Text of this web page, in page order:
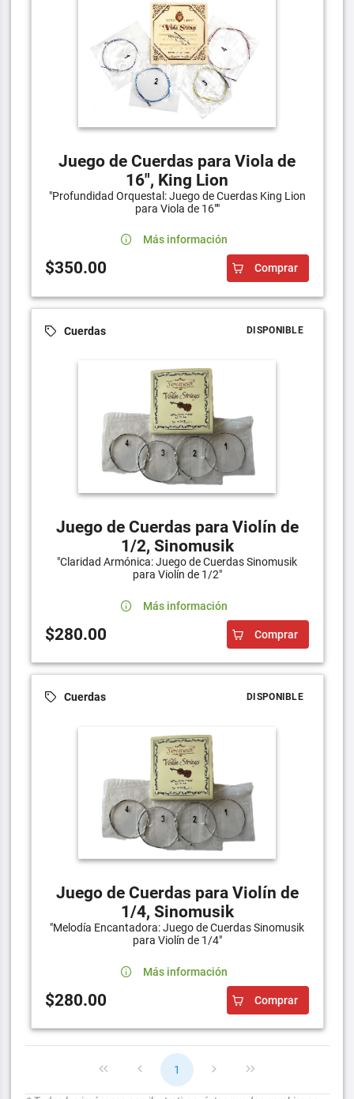
Juego de Cuerdas para Viola de
16", King Lion
"Profundidad Orquestal: Juego de Cuerdas King Lion
para Viola de 16""
Más información
$350.00 Comprar
Cuerdas DISPONIBLE
Juego de Cuerdas para Violín de
1/2, Sinomusik
"Claridad Armónica: Juego de Cuerdas Sinomusik
para Violín de 1/2"
Más información
$280.00 Comprar
Cuerdas DISPONIBLE
Juego de Cuerdas para Violín de
1/4, Sinomusik
"Melodía Encantadora: Juego de Cuerdas Sinomusik
para Violín de 1/4"
Más información
$280.00 Comprar
1